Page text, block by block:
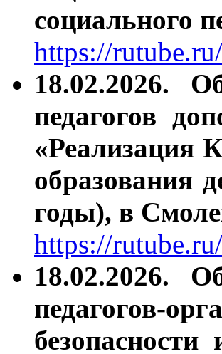
социального
https://
18.02.2026.
педагогов
«Реализация
образования
годы), в
https://
18.02.2026.
педагогов-